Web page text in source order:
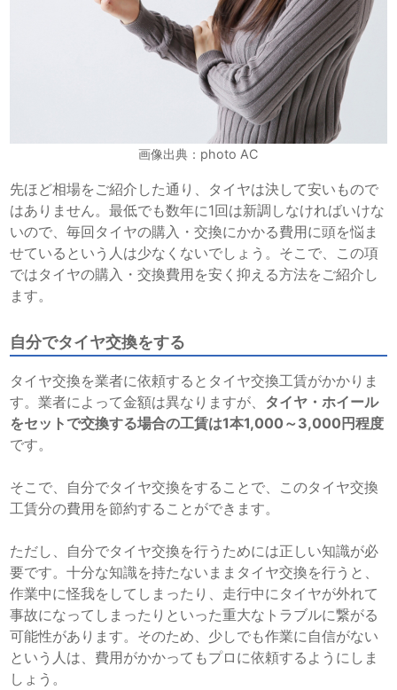
画像出典：photo AC
先ほど相場をご紹介した通り、タイヤは決して安いもので
はありません。最低でも数年に1回は新調しなければいけな
いので、毎回タイヤの購入・交換にかかる費用に頭を悩ま
せているという人は少なくないでしょう。そこで、この項
ではタイヤの購入・交換費用を安く抑える方法をご紹介し
ます。
自分でタイヤ交換をする
タイヤ交換を業者に依頼するとタイヤ交換工賃がかかりま
す。業者によって金額は異なりますが、 タイヤ・ホイール
をセットで交換する場合の工賃は1本1,000～3,000円程度
です。
そこで、自分でタイヤ交換をすることで、このタイヤ交換
工賃分の費用を節約することができます。
ただし、自分でタイヤ交換を行うためには正しい知識が必
要です。十分な知識を持たないままタイヤ交換を行うと、
作業中に怪我をしてしまったり、走行中にタイヤが外れて
事故になってしまったりといった重大なトラブルに繋がる
可能性があります。そのため、少しでも作業に自信がない
という人は、費用がかかってもプロに依頼するようにしま
しょう。